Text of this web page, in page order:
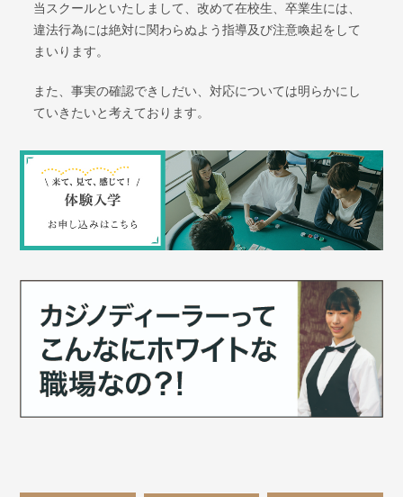
当スクールといたしまして、改めて在校生、卒業生には、
違法行為には絶対に関わらぬよう指導及び注意喚起をして
まいります。
また、事実の確認できしだい、対応については明らかにし
ていきたいと考えております。